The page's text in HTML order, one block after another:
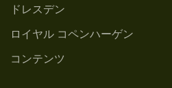
ドレスデン
ロイヤル コペンハーゲン
コンテンツ